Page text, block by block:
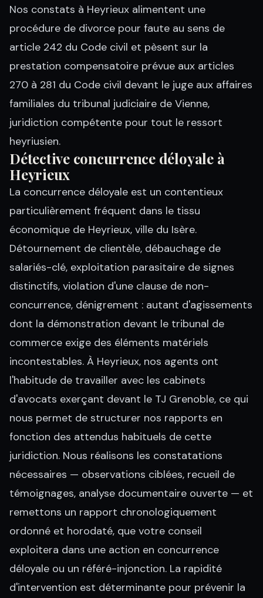
Nos constats à Heyrieux alimentent une
procédure de divorce pour faute au sens de
article 242 du Code civil et pèsent sur la
prestation compensatoire prévue aux articles
270 à 281 du Code civil devant le juge aux affaires
familiales du tribunal judiciaire de Vienne,
juridiction compétente pour tout le ressort
heyriusien.
Détective concurrence déloyale à
Heyrieux
La concurrence déloyale est un contentieux
particulièrement fréquent dans le tissu
économique de Heyrieux, ville du Isère.
Détournement de clientèle, débauchage de
salariés-clé, exploitation parasitaire de signes
distinctifs, violation d'une clause de non-
concurrence, dénigrement : autant d'agissements
dont la démonstration devant le tribunal de
commerce exige des éléments matériels
incontestables. À Heyrieux, nos agents ont
l'habitude de travailler avec les cabinets
d'avocats exerçant devant le TJ Grenoble, ce qui
nous permet de structurer nos rapports en
fonction des attendus habituels de cette
juridiction. Nous réalisons les constatations
nécessaires — observations ciblées, recueil de
témoignages, analyse documentaire ouverte — et
remettons un rapport chronologiquement
ordonné et horodaté, que votre conseil
exploitera dans une action en concurrence
déloyale ou un référé-injonction. La rapidité
d'intervention est déterminante pour prévenir la